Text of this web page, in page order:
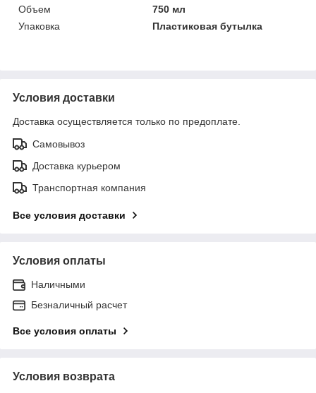
Объем
750 мл
Упаковка
Пластиковая бутылка
Условия доставки
Доставка осуществляется только по предоплате.
Самовывоз
Доставка курьером
Транспортная компания
Все условия доставки
Условия оплаты
Наличными
Безналичный расчет
Все условия оплаты
Условия возврата